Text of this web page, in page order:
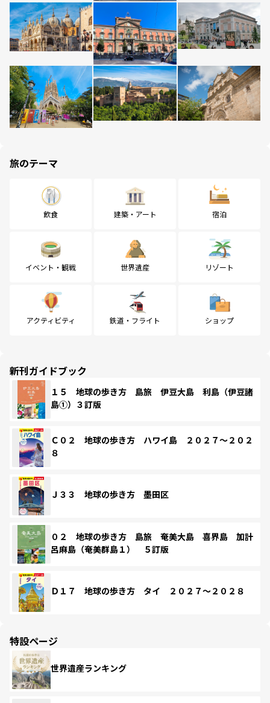
旅のテーマ
飲食 建築・アート 宿泊
イベント・観戦 世界遺産 リゾート
アクティビティ 鉄道・フライト ショップ
新刊ガイドブック
１５ 地球の歩き方 島旅 伊豆大島 利島（伊豆諸
島①）３訂版
Ｃ０２ 地球の歩き方 ハワイ島 ２０２７～２０２
８
Ｊ３３ 地球の歩き方 墨田区
０２ 地球の歩き方 島旅 奄美大島 喜界島 加計
呂麻島（奄美群島１） ５訂版
Ｄ１７ 地球の歩き方 タイ ２０２７～２０２８
特設ページ
世界遺産ランキング